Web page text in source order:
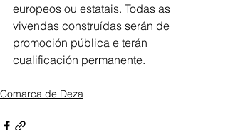
europeos ou estatais. Todas as
vivendas construídas serán de
promoción pública e terán
cualificación permanente.
Comarca de Deza